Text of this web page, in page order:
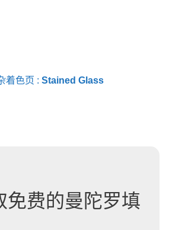
着色页 : Stained Glass
免费的曼陀罗填